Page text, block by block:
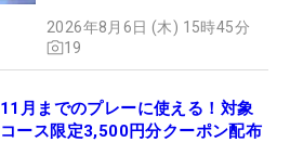
2026年8月6日 (木) 15時45分
19
11月までのプレーに使える！対象
コース限定3,500円分クーポン配布